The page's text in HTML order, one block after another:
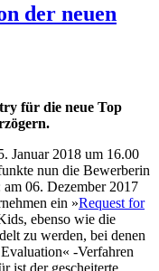
der neuen
für die neue Top
Januar 2018 um 16.00
nun die Bewerberin
06. Dezember 2017
ein »Request for
ebenso wie die
zu werden, bei denen
-Verfahren
ist der gescheiterte